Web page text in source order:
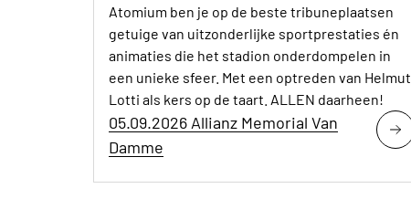
Atomium ben je op de beste tribuneplaatsen
getuige van uitzonderlijke sportprestaties én
animaties die het stadion onderdompelen in
een unieke sfeer. Met een optreden van Helmut
Lotti als kers op de taart. ALLEN daarheen!
05.09.2026 Allianz Memorial Van
Damme